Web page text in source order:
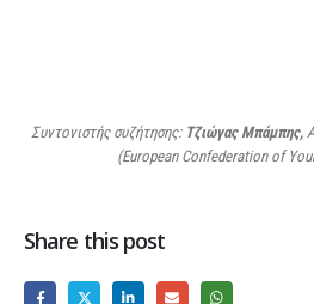
Συντονιστής συζήτησης: Τζιώγας Μπάμπης,
(European Confederation of
Share this post